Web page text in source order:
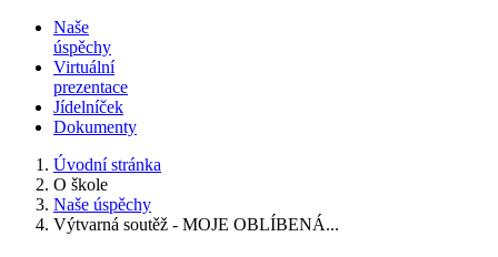
Naše
úspěchy
Virtuální
prezentace
Jídelníček
Dokumenty
Úvodní stránka
O škole
Naše úspěchy
Výtvarná soutěž - MOJE OBLÍBENÁ...